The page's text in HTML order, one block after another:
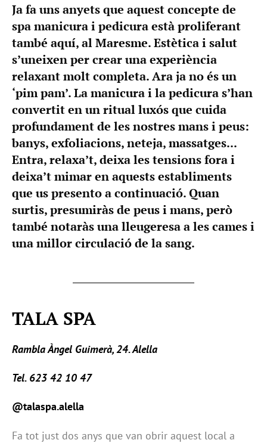
Ja fa uns anyets que aquest concepte de
spa manicura i pedicura està proliferant
també aquí, al Maresme. Estètica i salut
s’uneixen per crear una experiència
relaxant molt completa. Ara ja no és un
‘pim pam’. La manicura i la pedicura s’han
convertit en un ritual luxós que cuida
profundament de les nostres mans i peus:
banys, exfoliacions, neteja, massatges...
Entra, relaxa’t, deixa les tensions fora i
deixa’t mimar en aquests establiments
que us presento a continuació. Quan
surtis, presumiràs de peus i mans, però
també notaràs una lleugeresa a les cames i
una millor circulació de la sang.
TALA SPA
Rambla Àngel Guimerà, 24. Alella
Tel. 623 42 10 47
@talaspa.alella
Fa tot just dos anys que van obrir aquest local a